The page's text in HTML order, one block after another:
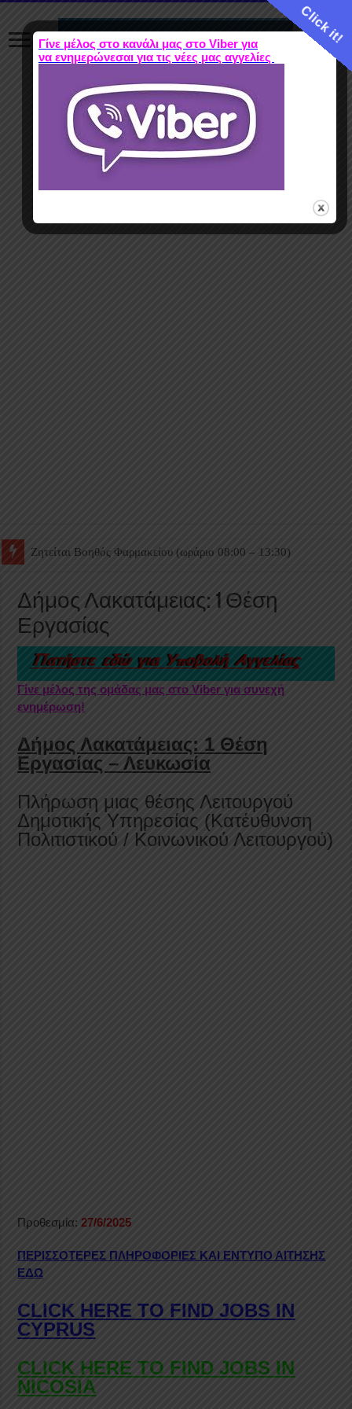
Ζητείται Βοηθός Θαλάμου
Δήμος Λακατάμειας: 1 Θέση
Εργασίας
Γίνε μέλος της ομάδας μας στο Viber για συνεχή
ενημέρωση!
Δήμος Λακατάμειας: 1 Θέση
Εργασίας – Λευκωσία
Πλήρωση μιας θέσης Λειτουργού
Δημοτικής Υπηρεσίας (Κατέυθυνση
Πολιτιστικού / Κοινωνικού Λειτουργού)
Προθεσμία: 27/6/2025
ΠΕΡΙΣΣΟΤΕΡΕΣ ΠΛΗΡΟΦΟΡΙΕΣ ΚΑΙ ΕΝΤΥΠΟ ΑΙΤΗΣΗΣ
ΕΔΩ
CLICK HERE TO FIND JOBS IN
CYPRUS
CLICK HERE TO FIND JOBS IN
NICOSIA
Click it!
Γίνε μέλος στο κανάλι μας στο Viber για
να ενημερώνεσαι για τις νέες μας αγγελίες